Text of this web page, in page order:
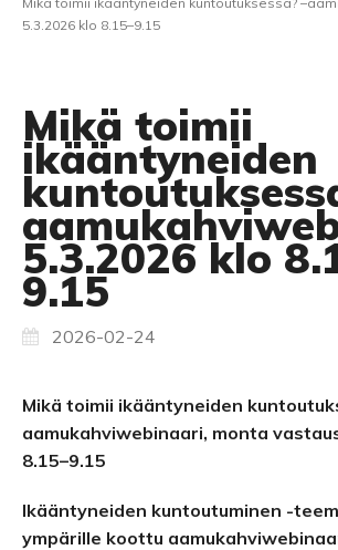
5.3.2026 klo 8.15–9.15
Mikä toimii
ikääntyneiden
5.3.2026 klo
9.15
2026-02-24
Mikä toimii ikääntyneiden
aamukahviwebinaari, monta
8.15–9.15
Ikääntyneiden kuntoutuminen -
ympärille koottu